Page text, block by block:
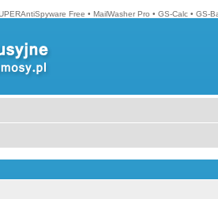
Free • MailWasher Pro • GS-Calc • GS-